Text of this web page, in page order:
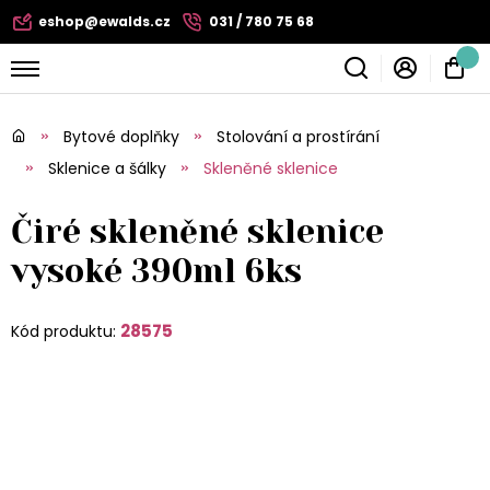
eshop@ewalds.cz 031 / 780 75 68
Bytové doplňky
Stolování a prostírání
Sklenice a šálky
Skleněné sklenice
Čiré skleněné sklenice
vysoké 390ml 6ks
Kód produktu: 28575